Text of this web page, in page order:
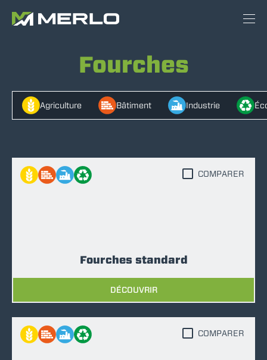
Fourches
Agriculture Bâtiment Industrie
Fourches standard
DÉCOUVRIR
COMPARER
COMPARER